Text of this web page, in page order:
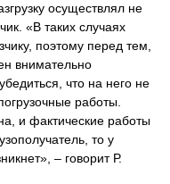
осуществлял не
«В таких случаях
поэтому перед тем,
внимательно
что на него не
работы.
и фактические работы
то у
– говорит Р.